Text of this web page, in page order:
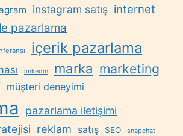
instagram satış internet
pazarlama
içerik pazarlama
linkedin marka marketing
müşteri deneyimi
pazarlama iletişimi
reklam satış SEO snapchat